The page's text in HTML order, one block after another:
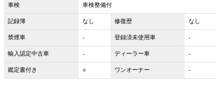
車検 車検整備付
記録簿 なし 修復歴 なし
禁煙車 - 登録済未使用車 -
輸入認定中古車 - ディーラー車 -
鑑定書付き ○ ワンオーナー -